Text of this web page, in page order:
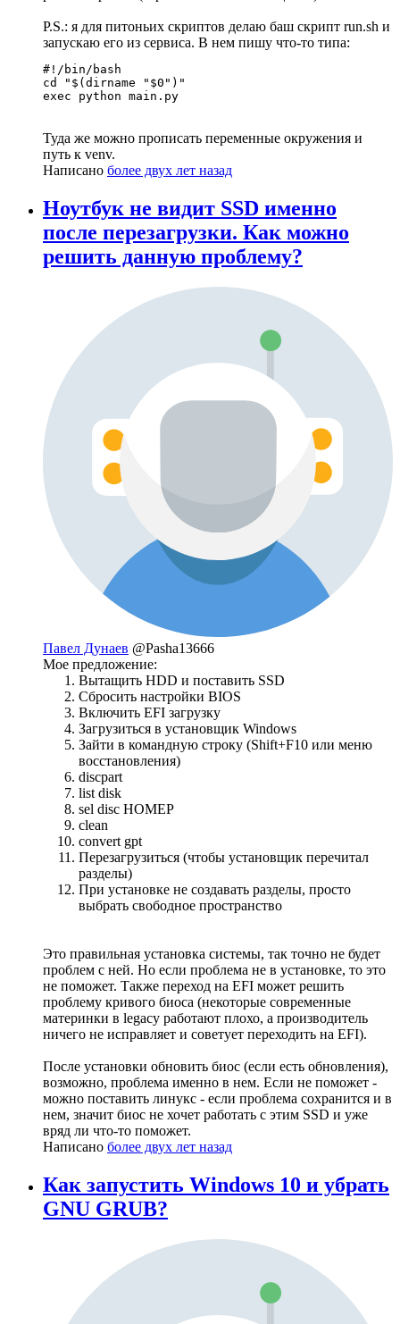
P.S.: я для питоньих скриптов делаю баш скрипт run.sh и
запускаю его из сервиса. В нем пишу что-то типа:
#!/bin/bash
cd "$(dirname "$0")"
exec python main.py
Туда же можно прописать переменные окружения и
путь к venv.
Написано более двух лет назад
Ноутбук не видит SSD именно
после перезагрузки. Как можно
решить данную проблему?
Павел Дунаев @Pasha13666
Мое предложение:
Вытащить HDD и поставить SSD
Сбросить настройки BIOS
Включить EFI загрузку
Загрузиться в установщик Windows
Зайти в командную строку (Shift+F10 или меню
восстановления)
discpart
list disk
sel disc НОМЕР
clean
convert gpt
Перезагрузиться (чтобы установщик перечитал
разделы)
При установке не создавать разделы, просто
выбрать свободное пространство
Это правильная установка системы, так точно не будет
проблем с ней. Но если проблема не в установке, то это
не поможет. Также переход на EFI может решить
проблему кривого биоса (некоторые современные
материнки в legacy работают плохо, а производитель
ничего не исправляет и советует переходить на EFI).
После установки обновить биос (если есть обновления),
возможно, проблема именно в нем. Если не поможет -
можно поставить линукс - если проблема сохранится и в
нем, значит биос не хочет работать с этим SSD и уже
вряд ли что-то поможет.
Написано более двух лет назад
Как запустить Windows 10 и убрать
GNU GRUB?